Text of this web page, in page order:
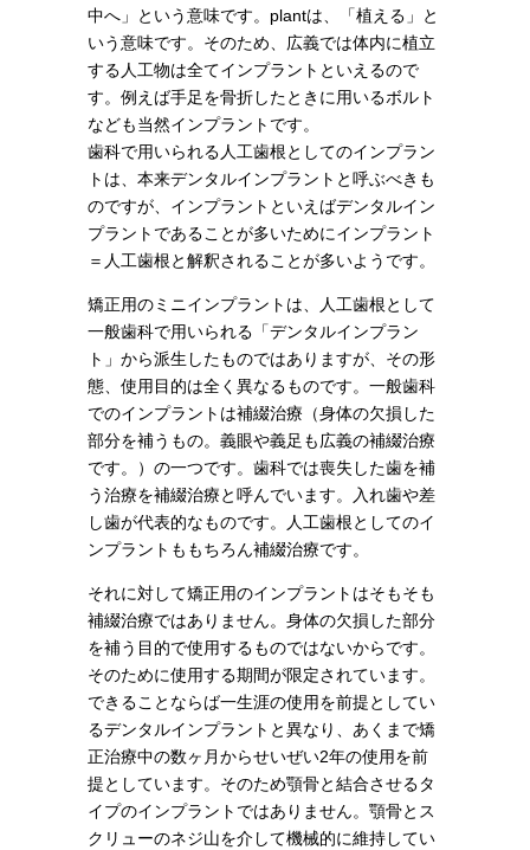
中へ」という意味です。plantは、「植える」と
いう意味です。そのため、広義では体内に植立
する人工物は全てインプラントといえるので
す。例えば手足を骨折したときに用いるボルト
なども当然インプラントです。
歯科で用いられる人工歯根としてのインプラン
トは、本来デンタルインプラントと呼ぶべきも
のですが、インプラントといえばデンタルイン
プラントであることが多いためにインプラント
＝人工歯根と解釈されることが多いようです。
矯正用のミニインプラントは、人工歯根として
一般歯科で用いられる「デンタルインプラン
ト」から派生したものではありますが、その形
態、使用目的は全く異なるものです。一般歯科
でのインプラントは補綴治療（身体の欠損した
部分を補うもの。義眼や義足も広義の補綴治療
です。）の一つです。歯科では喪失した歯を補
う治療を補綴治療と呼んでいます。入れ歯や差
し歯が代表的なものです。人工歯根としてのイ
ンプラントももちろん補綴治療です。
それに対して矯正用のインプラントはそもそも
補綴治療ではありません。身体の欠損した部分
を補う目的で使用するものではないからです。
そのために使用する期間が限定されています。
できることならば一生涯の使用を前提としてい
るデンタルインプラントと異なり、あくまで矯
正治療中の数ヶ月からせいぜい2年の使用を前
提としています。そのため顎骨と結合させるタ
イプのインプラントではありません。顎骨とス
クリューのネジ山を介して機械的に維持してい